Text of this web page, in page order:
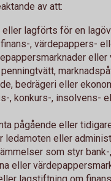
av att:
lagförts för en
, värdepappers-
eller
bedrägeri eller
, konkurs-, insolvens-
pågående eller
eller
som styr bank-
eller